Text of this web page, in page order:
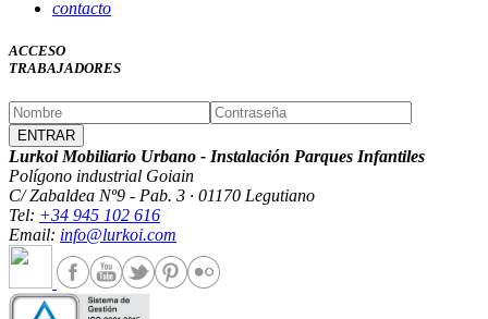
contacto
ACCESO
TRABAJADORES
Lurkoi Mobiliario Urbano - Instalación Parques Infantiles
Polígono industrial Goiain
C/ Zabaldea Nº9 - Pab. 3 · 01170 Legutiano
Tel: +34 945 102 616
Email: info@lurkoi.com